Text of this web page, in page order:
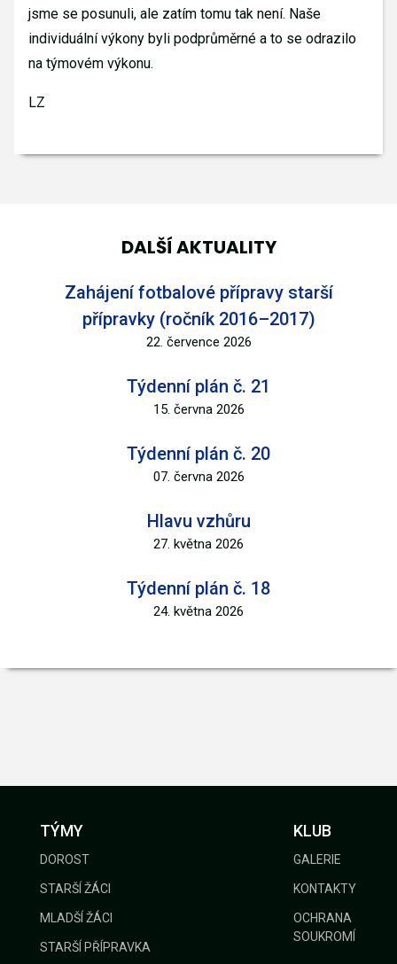
jsme se posunuli, ale zatím tomu tak není. Naše
individuální výkony byli podprůměrné a to se odrazilo
na týmovém výkonu.
LZ
DALŠÍ AKTUALITY
Zahájení fotbalové přípravy starší
přípravky (ročník 2016–2017)
22. července 2026
Týdenní plán č. 21
15. června 2026
Týdenní plán č. 20
07. června 2026
Hlavu vzhůru
27. května 2026
Týdenní plán č. 18
24. května 2026
TÝMY
DOROST
STARŠÍ ŽÁCI
MLADŠÍ ŽÁCI
STARŠÍ PŘÍPRAVKA
KLUB
GALERIE
KONTAKTY
OCHRANA
SOUKROMÍ